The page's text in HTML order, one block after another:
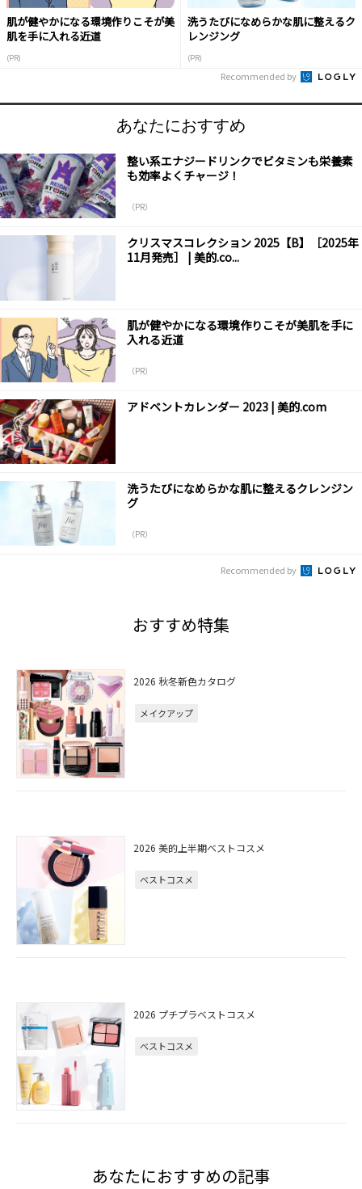
肌が健やかになる環境作りこそが美
肌を手に入れる近道
(PR)
洗うたびになめらかな肌に整えるク
レンジング
(PR)
Recommended by
あなたにおすすめ
整い系エナジードリンクでビタミンも栄養素
も効率よくチャージ！
（PR）
クリスマスコレクション 2025【B】［2025年
11月発売］ | 美的.co...
肌が健やかになる環境作りこそが美肌を手に
入れる近道
（PR）
アドベントカレンダー 2023 | 美的.com
洗うたびになめらかな肌に整えるクレンジン
グ
（PR）
Recommended by
おすすめ特集
2026 秋冬新色カタログ
メイクアップ
2026 美的上半期ベストコスメ
ベストコスメ
2026 プチプラベストコスメ
ベストコスメ
あなたにおすすめの記事